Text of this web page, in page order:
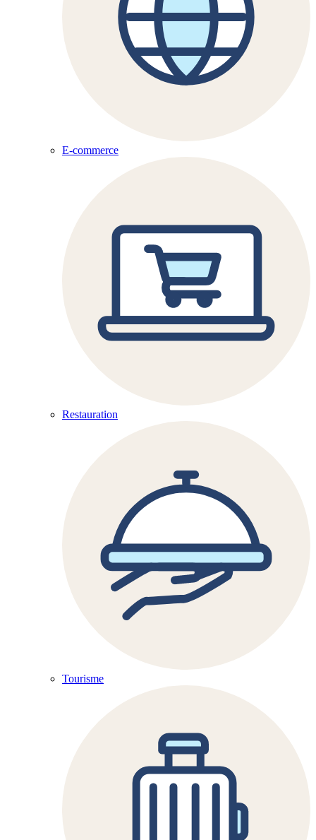
E-commerce
Restauration
Tourisme